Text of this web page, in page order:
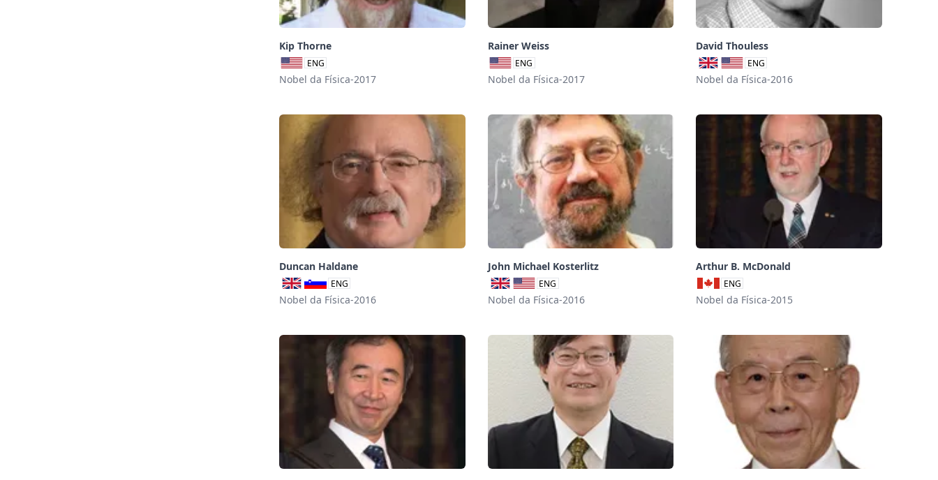
Kip Thorne
ENG
Nobel da Física-2017
Rainer Weiss
ENG
Nobel da Física-2017
David Thouless
ENG
Nobel da Física-2016
Duncan Haldane
ENG
Nobel da Física-2016
John Michael Kosterlitz
ENG
Nobel da Física-2016
Arthur B. McDonald
ENG
Nobel da Física-2015